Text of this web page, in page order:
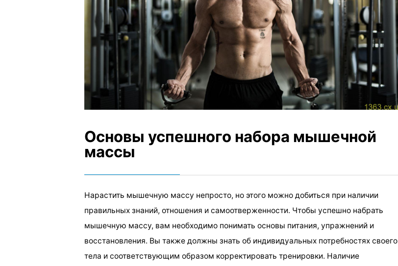
Основы успешного набора мышечной
массы
Нарастить мышечную массу непросто, но этого можно добиться при наличии
правильных знаний, отношения и самоотверженности. Чтобы успешно набрать
мышечную массу, вам необходимо понимать основы питания, упражнений и
восстановления. Вы также должны знать об индивидуальных потребностях своего
тела и соответствующим образом корректировать тренировки. Наличие